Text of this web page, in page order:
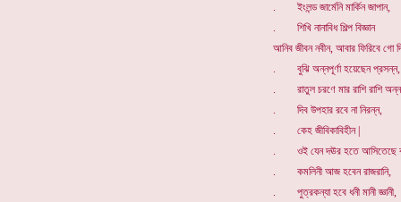
. ইংলন্ড জার্মেনি মার্কিন জাপান,
. শিখি নানাবিধ শিল্প বিজ্ঞান
আনিব জীবন নবীন, আবার ফিরিবে গো
. বুঝি অন্নপূর্ণা হয়েছেন প্রসন্ন,
. রাতুল চরণে মার রাশি রাশি অন্ন
. দিব উপহার রবে না নিরন্ন,
. কেহ জীবিকাবিহীন |
. ওই যেন দঊর হতে আসিতেছে
. কমলিনী আজ হবেন রাজরানি,
. পুত্রকন্যা হবে ধনী মানী জ্ঞানী,